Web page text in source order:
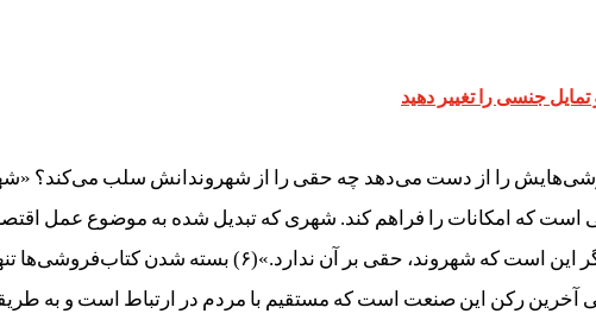
جنسی را تغییر دهید
را از دست می‌دهد چه حقی را از شهروندانش سلب می‌کند؟
است که امکانات را فراهم کند. شهری که تبدیل شده به موضوع عمل
که فقط برای کسب درآمد است، نشانگر این است که شهروند، حقی بر آن ندارد.»(۶) بسته شدن
رکن این صنعت است که مستقیم با مردم در ارتباط است و به